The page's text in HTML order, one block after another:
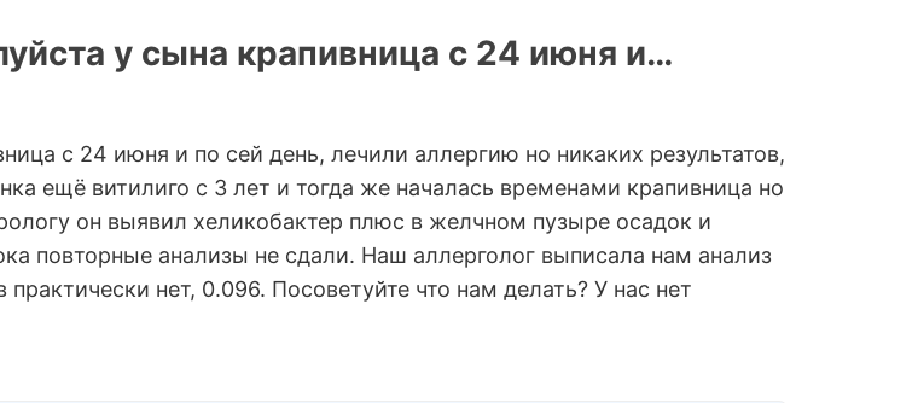
у сына крапивница с 24 июня и…
с 24 июня и по сей день, лечили аллергию но никаких результатов,
ещё витилиго с 3 лет и тогда же началась временами крапивница но
он выявил хеликобактер плюс в желчном пузыре осадок и
повторные анализы не сдали. Наш аллерголог выписала нам анализ
нет, 0.096. Посоветуйте что нам делать? У нас нет